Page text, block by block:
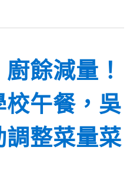
餘減量！
午餐，吳
整菜量菜